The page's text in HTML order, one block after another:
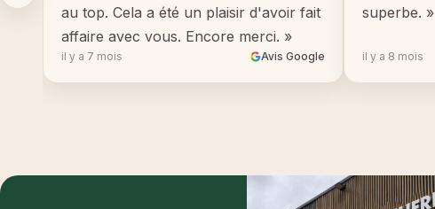
au top. Cela a été un plaisir d'avoir fait
affaire avec vous. Encore merci. »
il y a 7 mois Avis Google
superbe. »
il y a 8 mois